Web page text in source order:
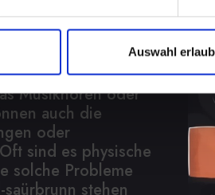
Auswahl
von verzerrtem
reichen. Diese
Musikhören oder
auch die
oder
sind es physische
solche Probleme
stehen